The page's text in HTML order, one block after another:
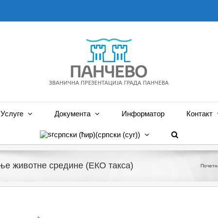
Услуге Документа Информатор Контакт
српски (ћир)(српски (cyr))
животне средине (ЕКО такса)